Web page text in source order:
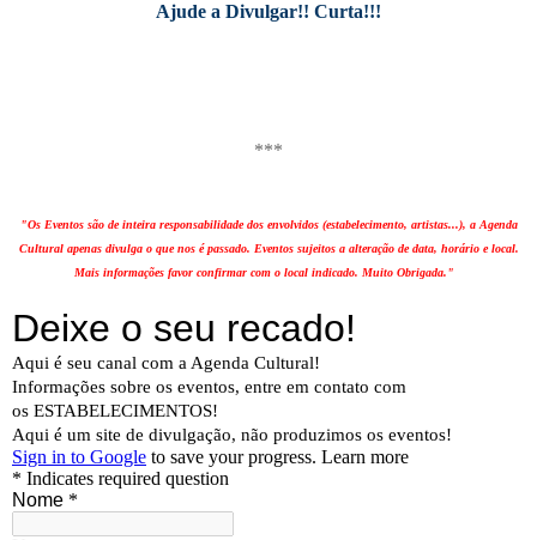
Ajude a Divulgar!! Curta!!!
***
"Os Eventos são de inteira responsabilidade dos envolvidos (estabelecimento, artistas...), a Agenda
Cultural apenas divulga o que nos é passado. Eventos sujeitos a alteração de data, horário e local.
Mais informações favor confirmar com o local indicado. Muito Obrigada."